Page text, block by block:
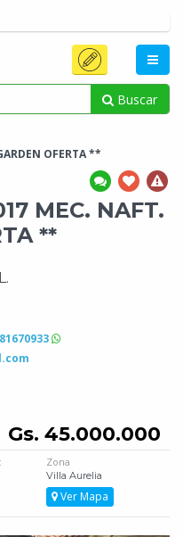
Buscar
OFERTA**
MEC. NAFT.
**
Gs. 45.000.000
Zona
Villa Aurelia
Ver Mapa